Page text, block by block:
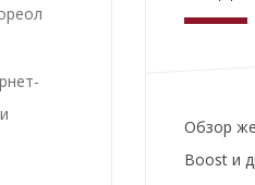
Обзор
Boost и